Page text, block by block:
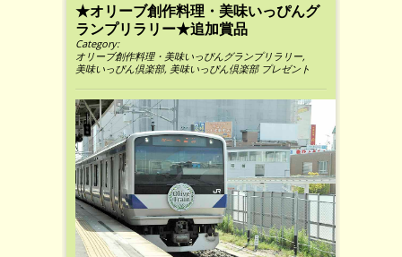
★オリーブ創作料理・美味いっぴんグ
ランプリラリー★追加賞品
Category:
オリーブ創作料理・美味いっぴんグランプリラリー,
美味いっぴん倶楽部, 美味いっぴん倶楽部 プレゼント